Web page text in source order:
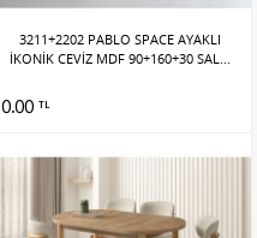
3211+2202 PABLO SPACE AYAKLI
İKONİK CEVİZ MDF 90+160+30 SAL...
0.00 TL